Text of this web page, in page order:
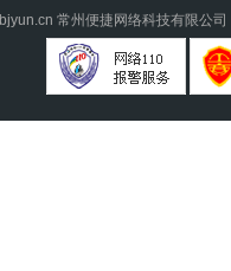
bjyun.cn 常州便捷网络科技有限公